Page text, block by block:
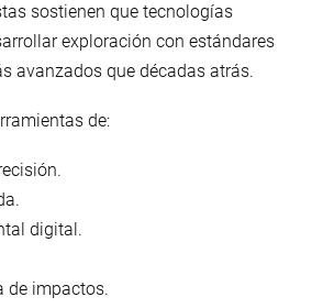
sostienen que tecnologías
exploración con estándares
avanzados que décadas atrás.
de:
digital.
de impactos.